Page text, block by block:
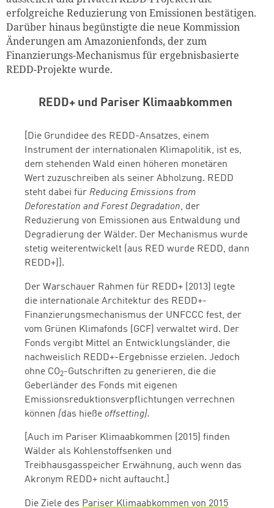
erfolgreiche Reduzierung von Emissionen bestätigen.
Darüber hinaus begünstigte die neue Kommission
Änderungen am Amazonienfonds, der zum
Finanzierungs-Mechanismus für ergebnisbasierte
REDD-Projekte wurde.
REDD+ und Pariser Klimaabkommen
[Die Grundidee des REDD-Ansatzes, einem
Instrument der internationalen Klimapolitik, ist es,
dem stehenden Wald einen höheren monetären
Wert zuzuschreiben als seiner Abholzung. REDD
steht dabei für Reducing Emissions from
Deforestation and Forest Degradation, der
Reduzierung von Emissionen aus Entwaldung und
Degradierung der Wälder. Der Mechanismus wurde
stetig weiterentwickelt (aus RED wurde REDD, dann
REDD+)].
Der Warschauer Rahmen für REDD+ (2013) legte
die internationale Architektur des REDD+-
Finanzierungsmechanismus der UNFCCC fest, der
vom Grünen Klimafonds (GCF) verwaltet wird. Der
Fonds vergibt Mittel an Entwicklungsländer, die
nachweislich REDD+-Ergebnisse erzielen. Jedoch
ohne CO2-Gutschriften zu generieren, die die
Geberländer des Fonds mit eigenen
Emissionsreduktionsverpflichtungen verrechnen
können (das hieße offsetting).
[Auch im Pariser Klimaabkommen (2015) finden
Wälder als Kohlenstoffsenken und
Treibhausgasspeicher Erwähnung, auch wenn das
Akronym REDD+ nicht auftaucht.]
Die Ziele des Pariser Klimaabkommen von 2015